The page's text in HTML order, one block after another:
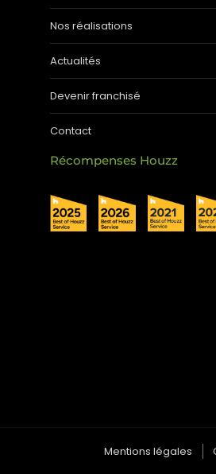
Nos réalisations
Actualités
Devenir franchisé
Contact
Récompenses Houzz
Mentions légales